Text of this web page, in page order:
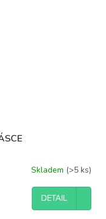
Skladem (>5 ks)
DETAIL